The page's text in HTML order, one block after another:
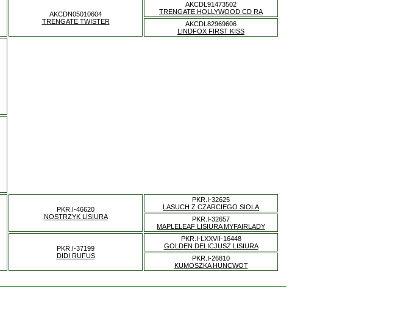
AKCDN05010604
TRENGATE TWISTER
AKCDL91473502
TRENGATE HOLLYWOOD CD RA
AKCDL82969606
LINDFOX FIRST KISS
PKR.I-46620
NOSTRZYK LISIURA
PKR.I-32625
LASUCH Z CZARCIEGO SIOLA
PKR.I-32657
MAPLELEAF LISIURA MYFAIRLADY
PKR.I-37199
DIDI RUFUS
PKR.I-LXXVII-16448
GOLDEN DELICJUSZ LISIURA
PKR.I-26810
KUMOSZKA HUNCWOT